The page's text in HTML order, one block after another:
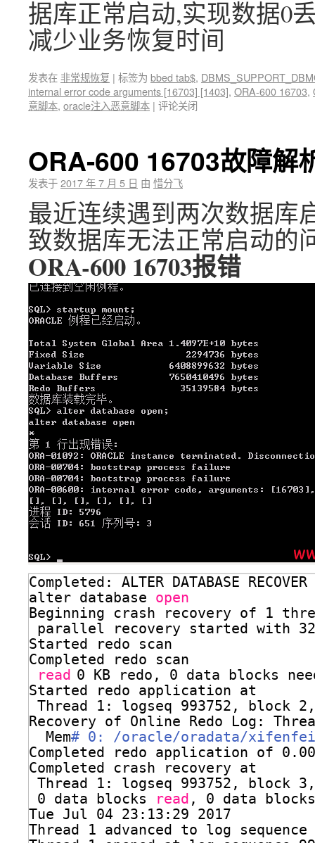
据库正常启动,实现数据0
减少业务恢复时间
发表在非常规恢复 | 标签为 bbed tab$,
internal error code arguments [16703] [1403], ORA-600 16703,
意脚本, oracle注入恶意脚本 | 评论关闭
ORA-600 16703故障
发表于2017 年 7 月 5 日 由 惜分飞
最近连续遇到两次数据库
致数据库无法正常启动的
ORA-600 16703报错
Completed: ALTER DATABASE
alter database open
Beginning crash recovery of 1
parallel recovery started with 32
Started redo scan
Completed redo scan
read 0 KB redo, 0 data blocks
Started redo application at
Thread 1: logseq 993752, block 2,
Recovery of Online Redo Log:
Mem# 0: /oracle/oradata/
Completed redo application of
Completed crash recovery at
Thread 1: logseq 993752, block 3,
0 data blocks
read , 0 data
Tue Jul 04 23:13:29 2017
Thread 1 advanced to log